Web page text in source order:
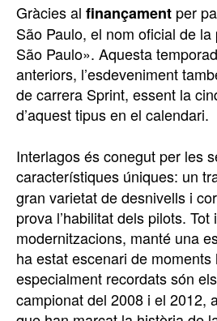
Gràcies al finançament per
São Paulo, el nom oficial de
São Paulo». Aquesta
anteriors, l’esdeveniment
de carrera Sprint, essent la
d’aquest tipus en el calendari.
Interlagos és conegut per les
característiques úniques: un
gran varietat de desnivells i
prova l’habilitat dels pilots. Tot
modernitzacions, manté una
ha estat escenari de
especialment recordats són els
campionat del 2008 i el 2012,